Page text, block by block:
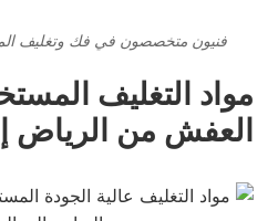
فنيون متخصصون في فك وتغليف
مواد التغليف
العفش من الرياض